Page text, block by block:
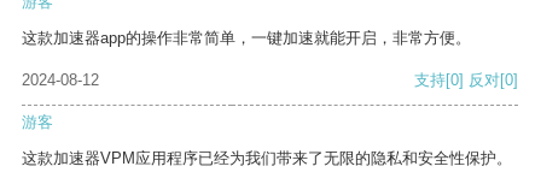
这款加速器app的操作非常简单，一键加速就能开启，非常方便。
2024-08-12 支持[0] 反对[0]
游客
这款加速器VPM应用程序已经为我们带来了无限的隐私和安全性保护。